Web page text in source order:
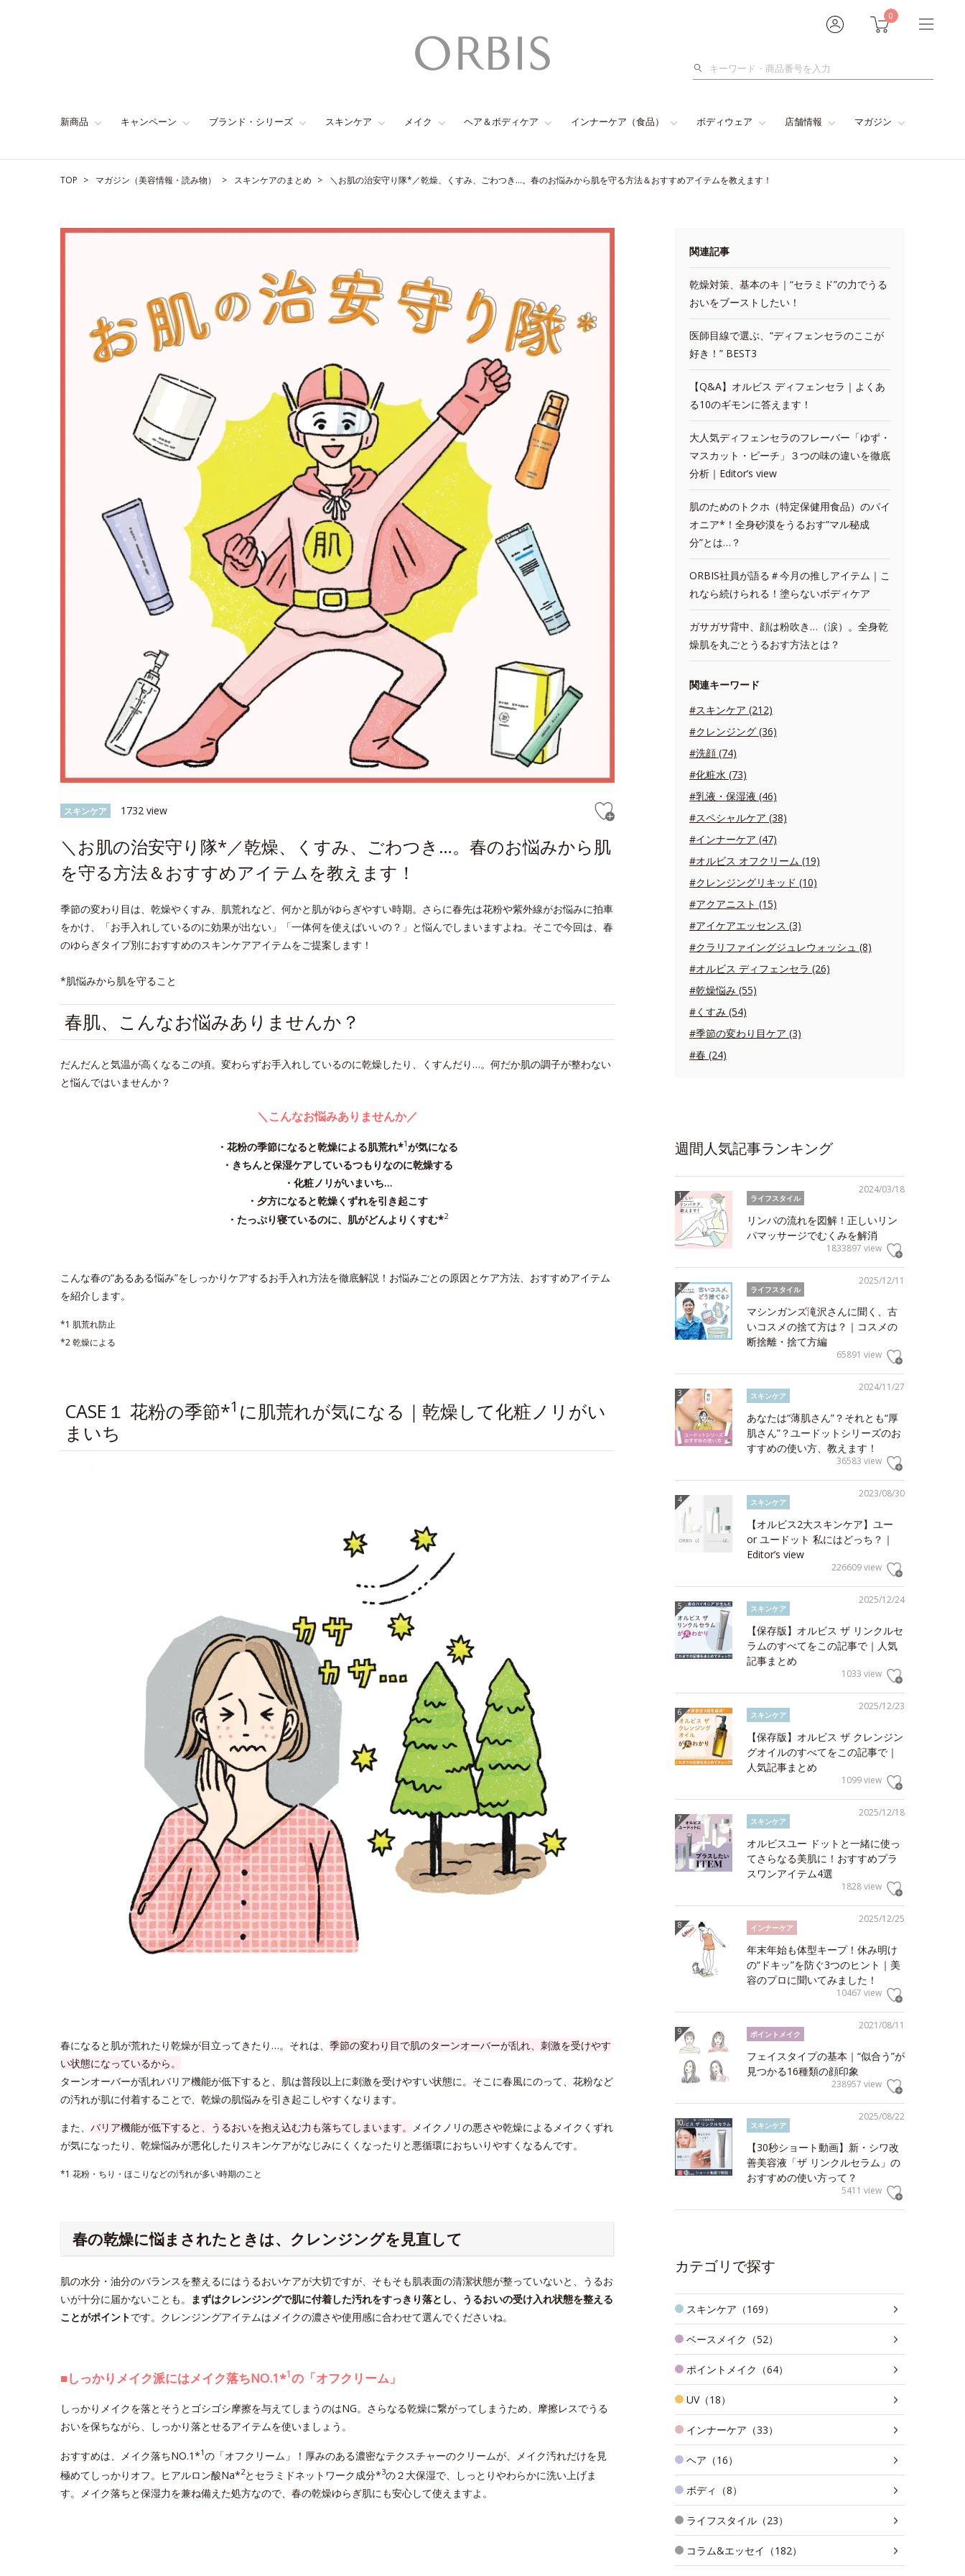
0
検
新商品 キャンペーン ブランド・シリーズ スキンケア メイク ヘア＆ボディケア インナーケア（食品） ボディウェア 店舗情報 マガジン
TOP マガジン（美容情報・読み物） スキンケアのまとめ ＼お肌の治安守り隊*／乾燥、くすみ、ごわつき…。春のお悩みから肌を守る方法＆おすすめアイテムを教えます！
スキンケア 1732 view
＼お肌の治安守り隊*／乾燥、くすみ、ごわつき…。春のお悩みから肌
を守る方法＆おすすめアイテムを教えます！
季節の変わり目は、乾燥やくすみ、肌荒れなど、何かと肌がゆらぎやすい時期。さらに春先は花粉や紫外線がお悩みに拍車
をかけ、「お手入れしているのに効果が出ない」「一体何を使えばいいの？」と悩んでしまいますよね。そこで今回は、春
のゆらぎタイプ別におすすめのスキンケアアイテムをご提案します！
*肌悩みから肌を守ること
春肌、こんなお悩みありませんか？
だんだんと気温が高くなるこの頃。変わらずお手入れしているのに乾燥したり、くすんだり…。何だか肌の調子が整わない
と悩んではいませんか？
＼こんなお悩みありませんか／
・花粉の季節になると乾燥による肌荒れ*1が気になる
・きちんと保湿ケアしているつもりなのに乾燥する
・化粧ノリがいまいち…
・夕方になると乾燥くずれを引き起こす
・たっぷり寝ているのに、肌がどんよりくすむ*2
こんな春の“あるある悩み”をしっかりケアするお手入れ方法を徹底解説！お悩みごとの原因とケア方法、おすすめアイテム
を紹介します。
*1 肌荒れ防止
*2 乾燥による
CASE１ 花粉の季節*1 に肌荒れが気になる｜乾燥して化粧ノリがい
まいち
春になると肌が荒れたり乾燥が目立ってきたり…。それは、 季節の変わり目で肌のターンオーバーが乱れ、刺激を受けやす
い状態になっているから。
ターンオーバーが乱れバリア機能が低下すると、肌は普段以上に刺激を受けやすい状態に。そこに春風にのって、花粉など
の汚れが肌に付着することで、乾燥の肌悩みを引き起こしやすくなります。
また、 バリア機能が低下すると、うるおいを抱え込む力も落ちてしまいます。
メイクノリの悪さや乾燥によるメイクくずれ
が気になったり、乾燥悩みが悪化したりスキンケアがなじみにくくなったりと悪循環におちいりやすくなるんです。
*1 花粉・ちり・ほこりなどの汚れが多い時期のこと
春の乾燥に悩まされたときは、クレンジングを見直して
肌の水分・油分のバランスを整えるにはうるおいケアが大切ですが、そもそも肌表面の清潔状態が整っていないと、うるお
いが十分に届かないことも。
まずはクレンジングで肌に付着した汚れをすっきり落とし、うるおいの受け入れ状態を整える
ことがポイントです。クレンジングアイテムはメイクの濃さや使用感に合わせて選んでくださいね。
■しっかりメイク派にはメイク落ちNO.1*1の「オフクリーム」
しっかりメイクを落とそうとゴシゴシ摩擦を与えてしまうのはNG。さらなる乾燥に繋がってしまうため、摩擦レスでうる
おいを保ちながら、しっかり落とせるアイテムを使いましょう。
おすすめは、メイク落ちNO.1*1の「オフクリーム」！厚みのある濃密なテクスチャーのクリームが、メイク汚れだけを見
極めてしっかりオフ。ヒアルロン酸Na*2とセラミドネットワーク成分*3の２大保湿で、しっとりやわらかに洗い上げま
す。メイク落ちと保湿力を兼ね備えた処方なので、春の乾燥ゆらぎ肌にも安心して使えますよ。
関連記事
乾燥対策、基本のキ｜“セラミド”の力でうる
おいをブーストしたい！
医師目線で選ぶ、“ディフェンセラのここが
好き！” BEST3
【Q&A】オルビス ディフェンセラ｜よくあ
る10のギモンに答えます！
大人気ディフェンセラのフレーバー「ゆず・
マスカット・ピーチ」３つの味の違いを徹底
分析｜Editor’s view
肌のためのトクホ（特定保健用食品）のパイ
オニア*！全身砂漠をうるおす”マル秘成
分”とは…？
ORBIS社員が語る＃今月の推しアイテム｜こ
れなら続けられる！塗らないボディケア
ガサガサ背中、顔は粉吹き…（涙）。全身乾
燥肌を丸ごとうるおす方法とは？
関連キーワード
#スキンケア (212)
#クレンジング (36)
#洗顔 (74)
#化粧水 (73)
#乳液・保湿液 (46)
#スペシャルケア (38)
#インナーケア (47)
#オルビス オフクリーム (19)
#クレンジングリキッド (10)
#アクアニスト (15)
#アイケアエッセンス (3)
#クラリファイングジュレウォッシュ (8)
#オルビス ディフェンセラ (26)
#乾燥悩み (55)
#くすみ (54)
#季節の変わり目ケア (3)
#春 (24)
週間人気記事ランキング
2024/03/18
ライフスタイル
リンパの流れを図解！正しいリン
パマッサージでむくみを解消
1833897 view
2025/12/11
ライフスタイル
マシンガンズ滝沢さんに聞く、古
いコスメの捨て方は？｜コスメの
断捨離・捨て方編
65891 view
2024/11/27
スキンケア
あなたは“薄肌さん”？それとも“厚
肌さん”？ユードットシリーズのお
すすめの使い方、教えます！
36583 view
2023/08/30
スキンケア
【オルビス2大スキンケア】ユー
or ユードット 私にはどっち？｜
Editor’s view
226609 view
2025/12/24
スキンケア
【保存版】オルビス ザ リンクルセ
ラムのすべてをこの記事で｜人気
記事まとめ
1033 view
2025/12/23
スキンケア
【保存版】オルビス ザ クレンジン
グオイルのすべてをこの記事で｜
人気記事まとめ
1099 view
2025/12/18
スキンケア
オルビスユー ドットと一緒に使っ
てさらなる美肌に！おすすめプラ
スワンアイテム4選
1828 view
2025/12/25
インナーケア
年末年始も体型キープ！休み明け
の“ドキッ”を防ぐ3つのヒント｜美
容のプロに聞いてみました！
10467 view
2021/08/11
ポイントメイク
フェイスタイプの基本｜“似合う”が
見つかる16種類の顔印象
238957 view
2025/08/22
スキンケア
【30秒ショート動画】新・シワ改
善美容液「ザ リンクルセラム」の
おすすめの使い方って？
5411 view
カテゴリで探す
スキンケア（169）
ベースメイク（52）
ポイントメイク（64）
UV（18）
インナーケア（33）
ヘア（16）
ボディ（8）
ライフスタイル（23）
コラム&エッセイ（182）